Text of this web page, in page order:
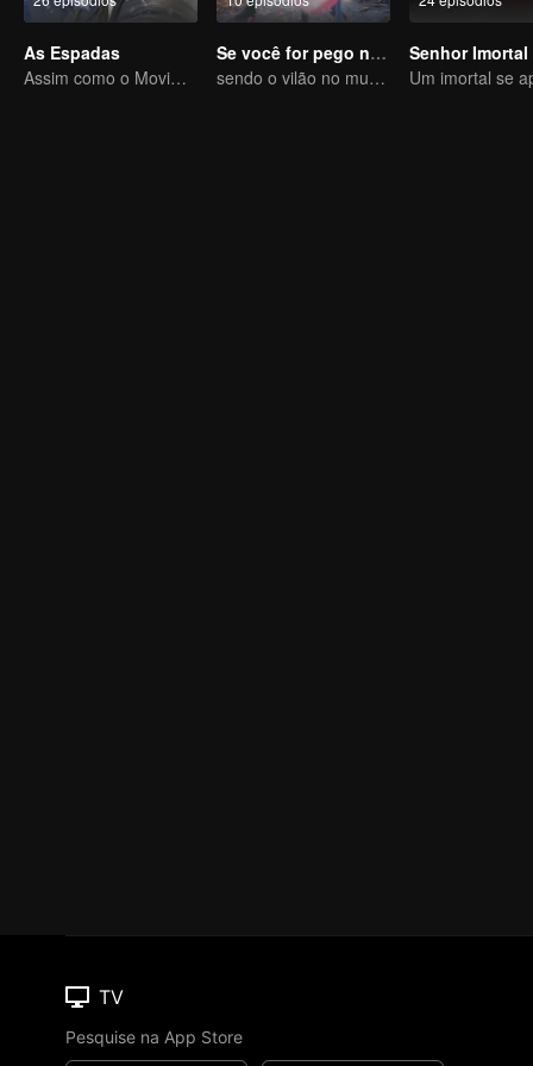
As Espadas
Assim como o Movimento Celestial é Sempre Vigoroso, um Cavalheiro Deve Se Esforçar Incessantemente
Se você for pego no livro
sendo o vilão no mundo do livro
TV
Pesquise na App Store